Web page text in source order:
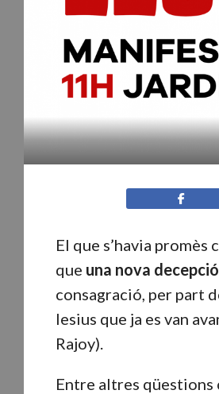
El que s’havia promès
que una nova
consagració, per part
lesius que ja es van
Rajoy).
Entre altres qüestions